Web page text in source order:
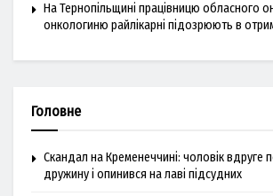
На Тернопільщині працівницю обласного
онкологиню райлікарні підозрюють в
Головне
Скандал на Кременеччині: чоловік вдруге
дружину і опинився на лаві підсудних